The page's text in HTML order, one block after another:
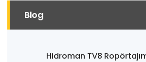
Blog
Hidroman TV8